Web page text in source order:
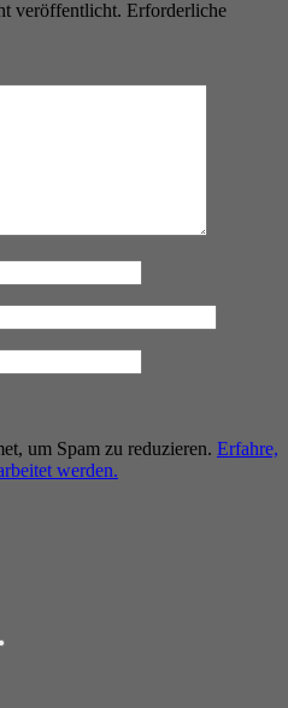
veröffentlicht. Erforderliche
um Spam zu reduzieren. Erfahre,
werden.